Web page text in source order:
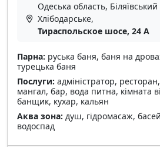
Одеська область,
Хлібодарське,
Тираспольское шосе, 24 А
Парна: руська баня, баня на
турецька баня
Послуги: адміністратор,
мангал, бар, вода питна, кімната
банщик, кухар, кальян
Аква зона: душ, гідромасаж,
водоспад